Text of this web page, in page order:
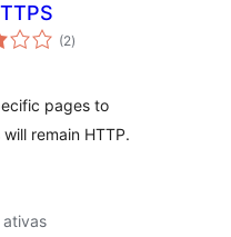
(2total
de
)
pages to
remain HTTP.
ativas